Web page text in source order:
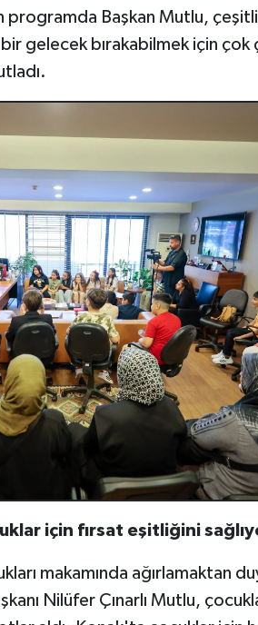
programda Başkan Mutlu,
gelecek bırakabilmek için çok
için fırsat eşitliğini
makamında ağırlamaktan
Nilüfer Çınarlı Mutlu,